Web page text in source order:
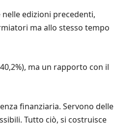
edizioni precedenti,
ma allo stesso tempo
ma un rapporto con il
finanziaria. Servono delle
Tutto ciò, si costruisce